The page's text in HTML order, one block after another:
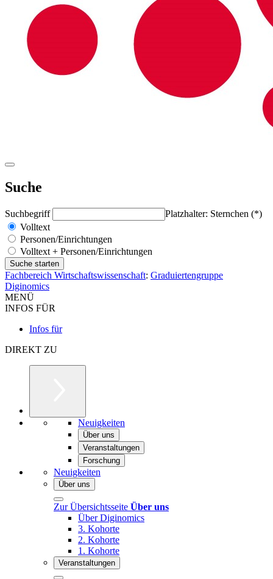
Suche
Suchbegriff
Platzhalter: Sternchen (*)
Volltext
Personen/Einrichtungen
Volltext + Personen/Einrichtungen
Fachbereich Wirtschaftswissenschaft: Graduiertengruppe
Diginomics
MENÜ
INFOS FÜR
Infos für
DIREKT ZU
Neuigkeiten
Über uns
Veranstaltungen
Forschung
Neuigkeiten
Über uns
Zur Übersichtsseite Über uns
Über Diginomics
3. Kohorte
2. Kohorte
1. Kohorte
Veranstaltungen